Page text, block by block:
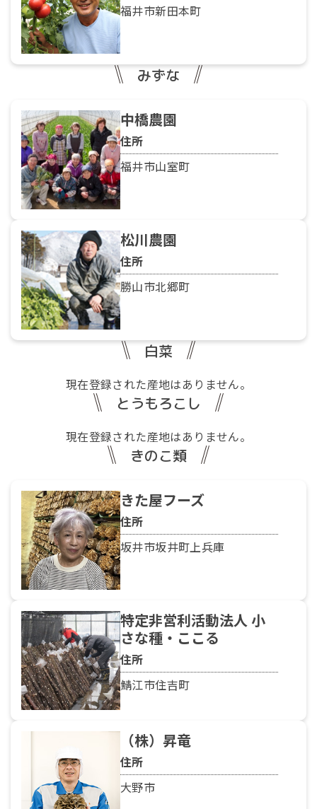
福井市新田本町
みずな
中橋農園
住所
福井市山室町
松川農園
住所
勝山市北郷町
白菜
現在登録された産地はありません。
とうもろこし
現在登録された産地はありません。
きのこ類
きた屋フーズ
住所
坂井市坂井町上兵庫
特定非営利活動法人 小
さな種・ここる
住所
鯖江市住吉町
（株）昇竜
住所
大野市